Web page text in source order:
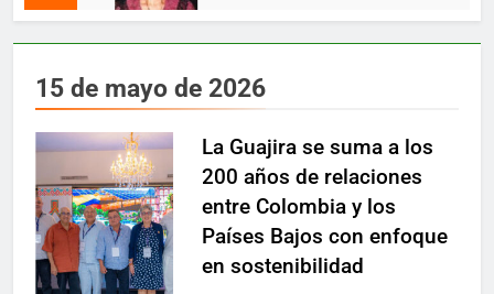
15 de mayo de 2026
La Guajira se suma a los
200 años de relaciones
entre Colombia y los
Países Bajos con enfoque
en sostenibilidad